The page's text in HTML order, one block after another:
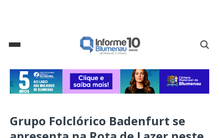
Grupo Folclórico Badenfurt se